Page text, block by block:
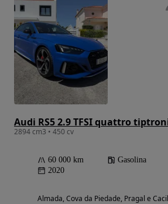
Audi RS5 2.9 TFSI quattro
2894 cm3 • 450 cv
60 000 km Gasolina
2020
Almada, Cova da Piedade, Pragal e